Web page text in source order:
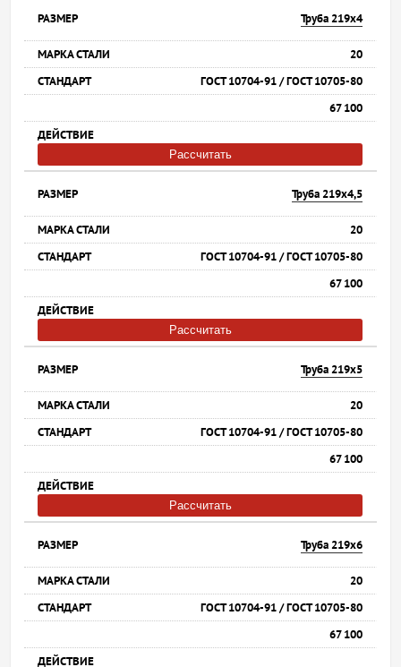
Труба 219х4
20
ГОСТ 10704-91 / ГОСТ 10705-80
67 100
Рассчитать
Труба 219х4,5
20
ГОСТ 10704-91 / ГОСТ 10705-80
67 100
Рассчитать
Труба 219х5
20
ГОСТ 10704-91 / ГОСТ 10705-80
67 100
Рассчитать
Труба 219х6
20
ГОСТ 10704-91 / ГОСТ 10705-80
67 100